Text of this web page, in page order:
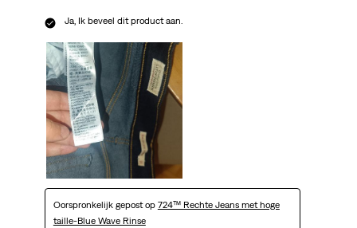
Ja, Ik beveel dit product aan.
Oorspronkelijk gepost op 724™ Rechte Jeans met hoge
taille-Blue Wave Rinse